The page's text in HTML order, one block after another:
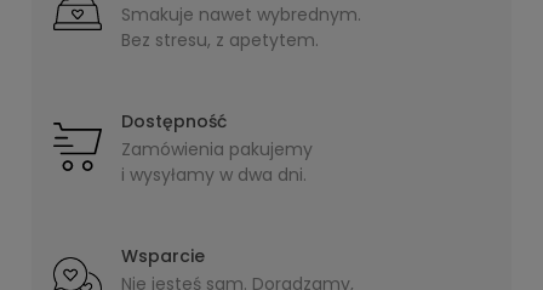
Smakuje nawet wybrednym.
Bez stresu, z apetytem.
Dostępność
Zamówienia pakujemy
i wysyłamy w dwa dni.
Wsparcie
Nie jesteś sam. Doradzamy,